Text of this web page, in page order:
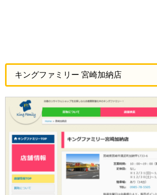
キングファミリー 宮崎加納店